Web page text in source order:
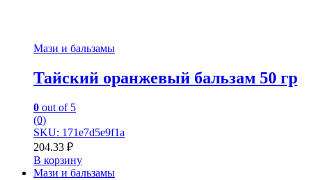
Мази и бальзамы
Тайский оранжевый бальзам 50 гр
0 out of 5
(0)
SKU: 171e7d5e9f1a
204.33 ₽
В корзину
Мази и бальзамы